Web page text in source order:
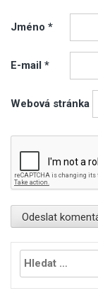
Jméno *
E-mail *
Webová stránka
Vyhledávání